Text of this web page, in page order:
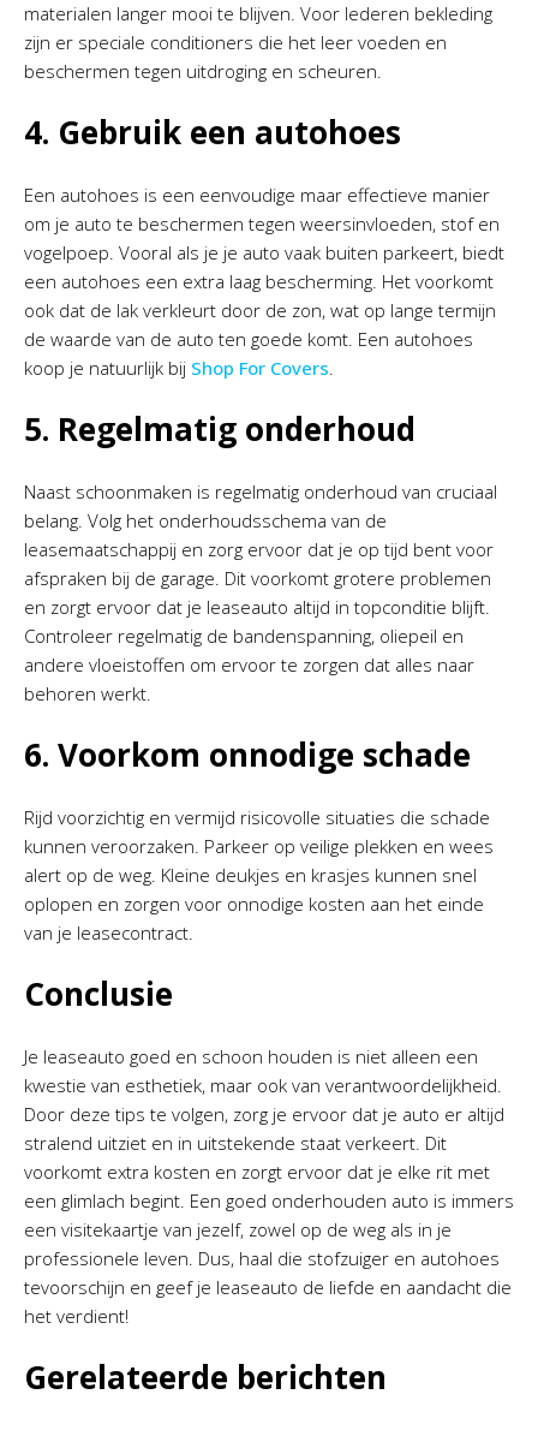
materialen langer mooi te blijven. Voor lederen bekleding
zijn er speciale conditioners die het leer voeden en
beschermen tegen uitdroging en scheuren.
4. Gebruik een autohoes
Een autohoes is een eenvoudige maar effectieve manier
om je auto te beschermen tegen weersinvloeden, stof en
vogelpoep. Vooral als je je auto vaak buiten parkeert, biedt
een autohoes een extra laag bescherming. Het voorkomt
ook dat de lak verkleurt door de zon, wat op lange termijn
de waarde van de auto ten goede komt. Een autohoes
koop je natuurlijk bij Shop For Covers.
5. Regelmatig onderhoud
Naast schoonmaken is regelmatig onderhoud van cruciaal
belang. Volg het onderhoudsschema van de
leasemaatschappij en zorg ervoor dat je op tijd bent voor
afspraken bij de garage. Dit voorkomt grotere problemen
en zorgt ervoor dat je leaseauto altijd in topconditie blijft.
Controleer regelmatig de bandenspanning, oliepeil en
andere vloeistoffen om ervoor te zorgen dat alles naar
behoren werkt.
6. Voorkom onnodige schade
Rijd voorzichtig en vermijd risicovolle situaties die schade
kunnen veroorzaken. Parkeer op veilige plekken en wees
alert op de weg. Kleine deukjes en krasjes kunnen snel
oplopen en zorgen voor onnodige kosten aan het einde
van je leasecontract.
Conclusie
Je leaseauto goed en schoon houden is niet alleen een
kwestie van esthetiek, maar ook van verantwoordelijkheid.
Door deze tips te volgen, zorg je ervoor dat je auto er altijd
stralend uitziet en in uitstekende staat verkeert. Dit
voorkomt extra kosten en zorgt ervoor dat je elke rit met
een glimlach begint. Een goed onderhouden auto is immers
een visitekaartje van jezelf, zowel op de weg als in je
professionele leven. Dus, haal die stofzuiger en autohoes
tevoorschijn en geef je leaseauto de liefde en aandacht die
het verdient!
Gerelateerde berichten